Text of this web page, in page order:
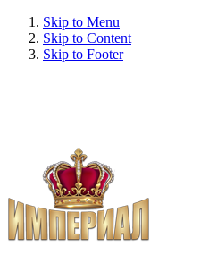
Skip to Menu
Skip to Content
Skip to Footer